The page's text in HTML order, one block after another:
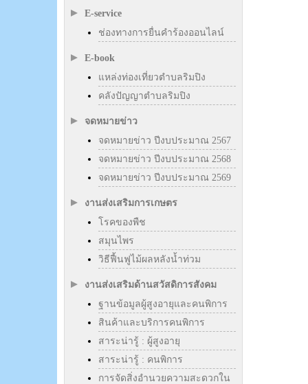
E-service
ช่องทางการยื่นคำร้องออนไลน์
E-book
แหล่งท่องเที่ยวตำบลริมปิง
คลังปัญญาตำบลริมปิง
จดหมายข่าว
จดหมายข่าว ปีงบประมาณ 2567
จดหมายข่าว ปีงบประมาณ 2568
จดหมายข่าว ปีงบประมาณ 2569
งานส่งเสริมการเกษตร
โรคของพืช
สมุนไพร
วิธีฟื้นฟูไม้ผลหลังน้ำท่วม
งานส่งเสริมด้านสวัสดิการสังคม
ฐานข้อมูลผู้สูงอายุและคนพิการ
สินค้าและบริการคนพิการ
สาระน่ารู้ : ผู้สูงอายุ
สาระน่ารู้ : คนพิการ
การจัดสิ่งอำนวยความสะดวกใน